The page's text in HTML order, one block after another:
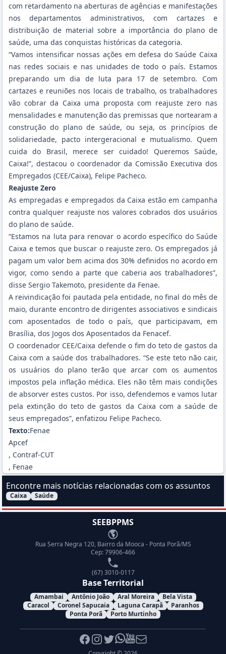
com retardamento na aberturas de agências e manifestações
nos departamentos administrativos, com cartazes e
distribuição de material sobre a importância do plano de
saúde, uma das conquistas históricas da categoria.
“Vamos intensificar nossas ações em defesa do Saúde Caixa
nas redes sociais e nas unidades de todo o país. Estamos
preparando um dia de luta para 17 de setembro. Com
cartazes e reuniões nos locais de trabalho, os trabalhadores
vão cobrar da Caixa uma proposta com reajuste zero nas
mensalidades e manutenção das premissas que nortearam a
construção do plano de saúde, ou seja, os princípios de
solidariedade, pacto intergeracional e mutualismo. Quem
cuida do Brasil, merece ser cuidado! Queremos Saúde,
Caixa!”, destacou o coordenador da Comissão Executiva dos
Empregados (CEE/Caixa), Felipe Pacheco.
Reajuste Zero
As empregadas e empregados da Caixa estão em campanha
contra qualquer reajuste nos valores cobrados dos usuários
do plano de saúde.
“Estamos na luta para renovar o acordo específico do Saúde
Caixa e temos que buscar o reajuste zero. Os empregados já
pagam um valor bem acima dos 30% definidos no acordo em
vigor, como sendo a parte que caberia aos trabalhadores”,
disse Sergio Takemoto, presidente da Fenae.
A reivindicação foi pautada pela entidade, no final do mês de
maio, durante encontro de dirigentes associativos e sindicais
com aposentados de todo o país, que participavam, em
Brasília, dos Jogos dos Aposentados da Fenacef.
O coordenador CEE/Caixa defende o fim do teto de gastos da
Caixa com a saúde dos trabalhadores. “Se este teto não cair,
os usuários do plano terão que arcar com os aumentos
impostos pela inflação médica. Eles não têm mais condições
de absorver estes custos. Por isso, defendemos e vamos lutar
pela extinção do teto de gastos da Caixa com a saúde de
seus empregados”, enfatizou Felipe Pacheco.
Texto:Fenae
Apcef
, Contraf-CUT
, Fenae
Encontre mais notícias relacionadas com os assuntos
Filtrar Notícias pelo assunto:
Caixa Saúde
SEEBPPMS
Endereço
Rua Serra Negra 120, Bairro da Mooca - Ponta Porã/MS
Cep: 79906-466
Telefone
(67) 3010-0117
Base Territorial
Amambai Antônio João Aral Moreira
Bela Vista
Caracol
Coronel Sapucaia Laguna Carapã
Paranhos
Ponta Porã
Porto Murtinho
Facebook
Instagram
Twitter
Whatsapp
Youtube
E-mail